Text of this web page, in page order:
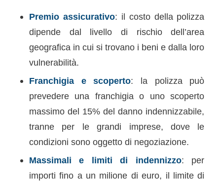
Premio assicurativo: il costo della polizza
dipende dal livello di rischio dell’area
geografica in cui si trovano i beni e dalla loro
vulnerabilità.
Franchigia e scoperto: la polizza può
prevedere una franchigia o uno scoperto
massimo del 15% del danno indennizzabile,
tranne per le grandi imprese, dove le
condizioni sono oggetto di negoziazione.
Massimali e limiti di indennizzo: per
importi fino a un milione di euro, il limite di